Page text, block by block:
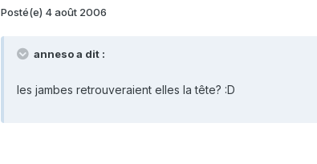
Posté(e) 4 août 2006
anneso a dit :
les jambes retrouveraient elles la tête? :D